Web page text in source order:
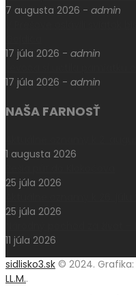
7 augusta 2026 - admin
17 júla 2026 - admin
17 júla 2026 - admin
NAŠA FARNOSŤ
1 augusta 2026
25 júla 2026
25 júla 2026
11 júla 2026
sidlisko3.sk © 2024. Grafika:
LL.M..